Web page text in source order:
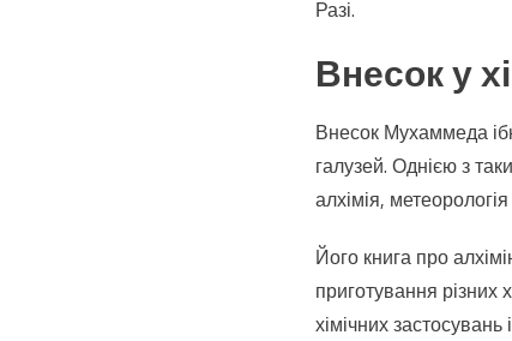
Разі.
Внесок у
Внесок Мухаммеда
галузей. Однією з
алхімія,
Його книга про
приготування різних
хімічних